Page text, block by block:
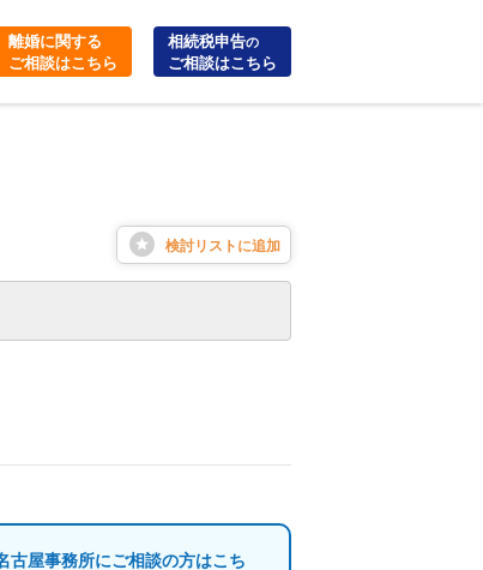
離婚に関する
ご相談はこちら
相続税申告の
ご相談はこちら
検討リストに追加
古屋事務所にご相談の方はこち